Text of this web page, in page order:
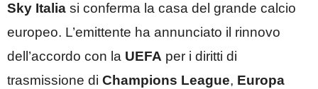
Sky Italia si conferma la casa del grande calcio
europeo. L’emittente ha annunciato il rinnovo
dell’accordo con la UEFA per i diritti di
trasmissione di Champions League, Europa